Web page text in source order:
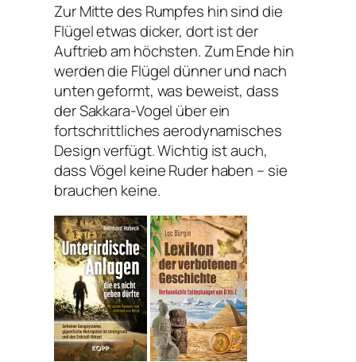
Zur Mitte des Rumpfes hin sind die
Flügel etwas dicker, dort ist der
Auftrieb am höchsten. Zum Ende hin
werden die Flügel dünner und nach
unten geformt, was beweist, dass
der Sakkara-Vogel über ein
fortschrittliches aerodynamisches
Design verfügt. Wichtig ist auch,
dass Vögel keine Ruder haben – sie
brauchen keine.